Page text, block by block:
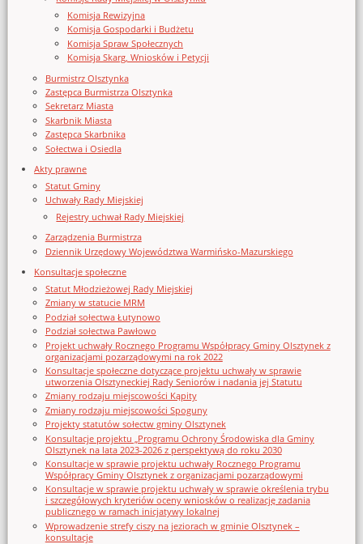
Komisja Rewizyjna
Komisja Gospodarki i Budżetu
Komisja Spraw Społecznych
Komisja Skarg, Wniosków i Petycji
Burmistrz Olsztynka
Zastępca Burmistrza Olsztynka
Sekretarz Miasta
Skarbnik Miasta
Zastępca Skarbnika
Sołectwa i Osiedla
Akty prawne
Statut Gminy
Uchwały Rady Miejskiej
Rejestry uchwał Rady Miejskiej
Zarządzenia Burmistrza
Dziennik Urzędowy Województwa Warmińsko-Mazurskiego
Konsultacje społeczne
Statut Młodzieżowej Rady Miejskiej
Zmiany w statucie MRM
Podział sołectwa Łutynowo
Podział sołectwa Pawłowo
Projekt uchwały Rocznego Programu Współpracy Gminy Olsztynek z
organizacjami pozarządowymi na rok 2022
Konsultacje społeczne dotyczące projektu uchwały w sprawie
utworzenia Olsztyneckiej Rady Seniorów i nadania jej Statutu
Zmiany rodzaju miejscowości Kąpity
Zmiany rodzaju miejscowości Spoguny
Projekty statutów sołectw gminy Olsztynek
Konsultacje projektu „Programu Ochrony Środowiska dla Gminy
Olsztynek na lata 2023-2026 z perspektywą do roku 2030
Konsultacje w sprawie projektu uchwały Rocznego Programu
Współpracy Gminy Olsztynek z organizacjami pozarządowymi
Konsultacje w sprawie projektu uchwały w sprawie określenia trybu
i szczegółowych kryteriów oceny wniosków o realizację zadania
publicznego w ramach inicjatywy lokalnej
Wprowadzenie strefy ciszy na jeziorach w gminie Olsztynek –
konsultacje